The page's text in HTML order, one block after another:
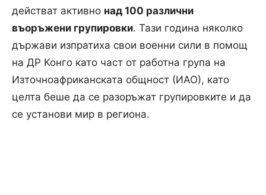
действат активно над 100 различни
въоръжени групировки. Тази година няколко
държави изпратиха свои военни сили в помощ
на ДР Конго като част от работна група на
Източноафриканската общност (ИАО), като
целта беше да се разоръжат групировките и да
се установи мир в региона.